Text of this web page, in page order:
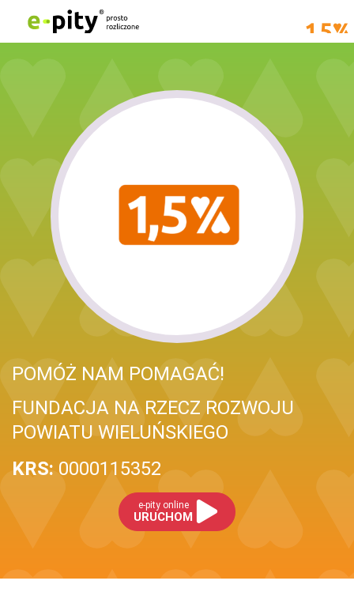
POMÓŻ NAM POMAGAĆ!
FUNDACJA NA RZECZ ROZWOJU
POWIATU WIELUŃSKIEGO
KRS: 0000115352
e-pity online
URUCHOM